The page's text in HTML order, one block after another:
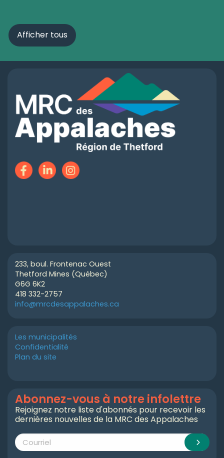
Afficher tous
233, boul. Frontenac Ouest
Thetford Mines (Québec)
G6G 6K2
418 332-2757
info@mrcdesappalaches.ca
Les municipalités
Confidentialité
Plan du site
Abonnez-vous à notre infolettre
Rejoignez notre liste d'abonnés pour recevoir les
dernières nouvelles de la MRC des Appalaches